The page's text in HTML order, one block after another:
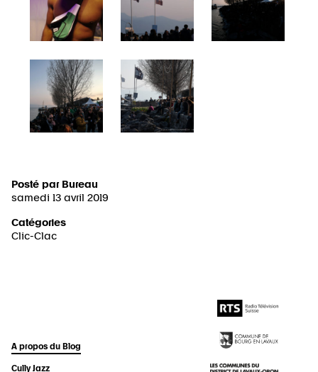
Posté par Bureau
samedi 13 avril 2019
Catégories
Clic-Clac
A propos du Blog
Cully Jazz